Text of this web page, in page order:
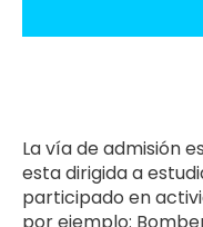
La vía de admisión
esta dirigida a
participado en
por ejemplo: